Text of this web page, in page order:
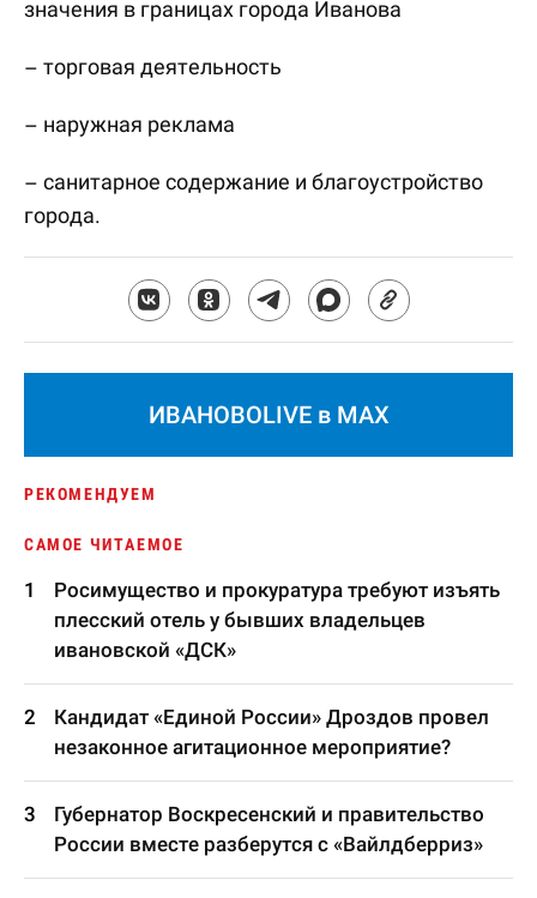
значения в границах города Иванова
– торговая деятельность
– наружная реклама
– санитарное содержание и благоустройство
города.
ИВАНОВОLIVE в MAX
РЕКОМЕНДУЕМ
САМОЕ ЧИТАЕМОЕ
Росимущество и прокуратура требуют изъять
плесский отель у бывших владельцев
ивановской «ДСК»
Кандидат «Единой России» Дроздов провел
незаконное агитационное мероприятие?
Губернатор Воскресенский и правительство
России вместе разберутся с «Вайлдберриз»